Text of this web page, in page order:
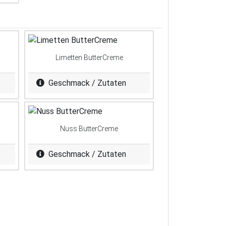
Limetten ButterCreme
Geschmack / Zutaten
Nuss ButterCreme
Geschmack / Zutaten